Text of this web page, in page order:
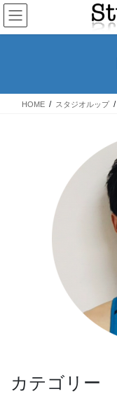
コ
ン
テ
ス
ナ
ビ
ゲ
ン
HOME スタジオルップ
カテゴリー